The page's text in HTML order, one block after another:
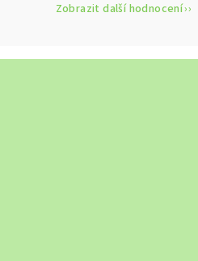
Zobrazit další hodnocení